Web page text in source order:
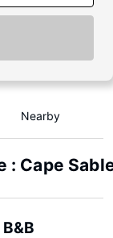
Nearby
: Cape